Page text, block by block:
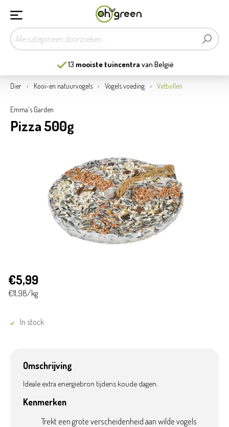
13 mooiste tuincentra van België
Dier Kooi-en natuurvogels Vogels voeding Vetbollen
Emma's Garden
Pizza 500g
€5,99
€11,98/kg
In stock
Omschrijving
Ideale extra energiebron tijdens koude dagen.
Kenmerken
Trekt een grote verscheidenheid aan wilde vogels